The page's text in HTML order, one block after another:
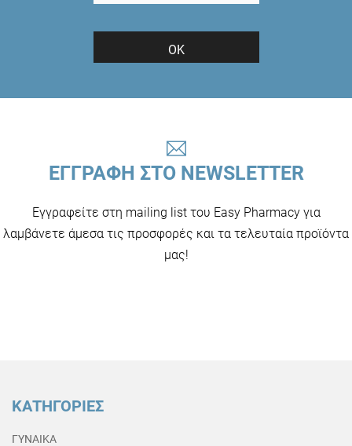
ΟΚ
ΕΓΓΡΑΦΗ ΣΤΟ NEWSLETTER
Εγγραφείτε στη mailing list του Easy Pharmacy για
λαμβάνετε άμεσα τις προσφορές και τα τελευταία προϊόντα
μας!
ΚΑΤΗΓΟΡΙΕΣ
ΓΥΝΑΙΚΑ